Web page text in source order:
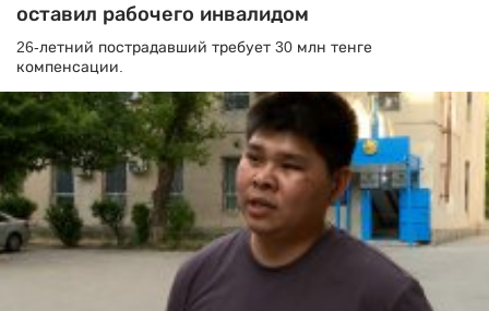
оставил рабочего инвалидом
26-летний пострадавший требует 30 млн тенге
компенсации.